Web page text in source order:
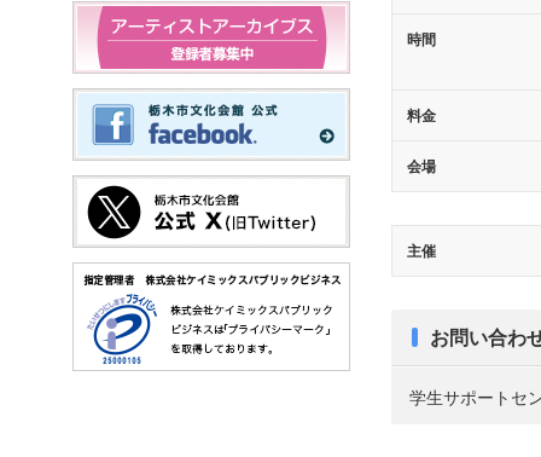
時間
料金
会場
主催
お問い合わ
学生サポートセ